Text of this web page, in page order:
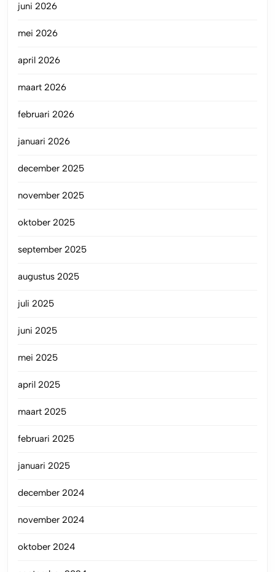
juni 2026
mei 2026
april 2026
maart 2026
februari 2026
januari 2026
december 2025
november 2025
oktober 2025
september 2025
augustus 2025
juli 2025
juni 2025
mei 2025
april 2025
maart 2025
februari 2025
januari 2025
december 2024
november 2024
oktober 2024